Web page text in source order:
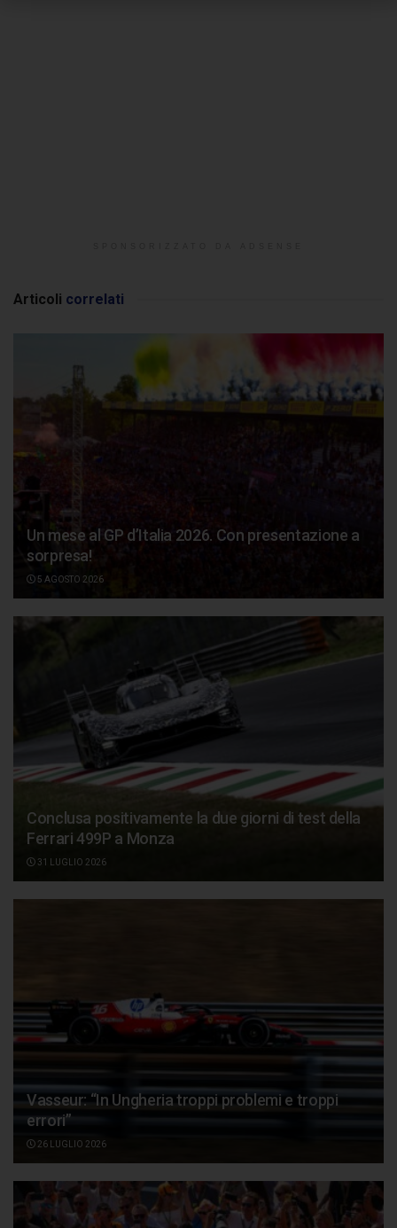
Articoli correlati
Un mese al GP d’Italia 2026. Con presentazione a
sorpresa!
5 AGOSTO 2026
Conclusa positivamente la due giorni di test della
Ferrari 499P a Monza
31 LUGLIO 2026
Vasseur: “In Ungheria troppi problemi e troppi
errori”
26 LUGLIO 2026